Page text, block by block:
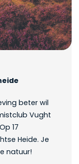
beter wil
Vught
17
Heide. Je
natuur!